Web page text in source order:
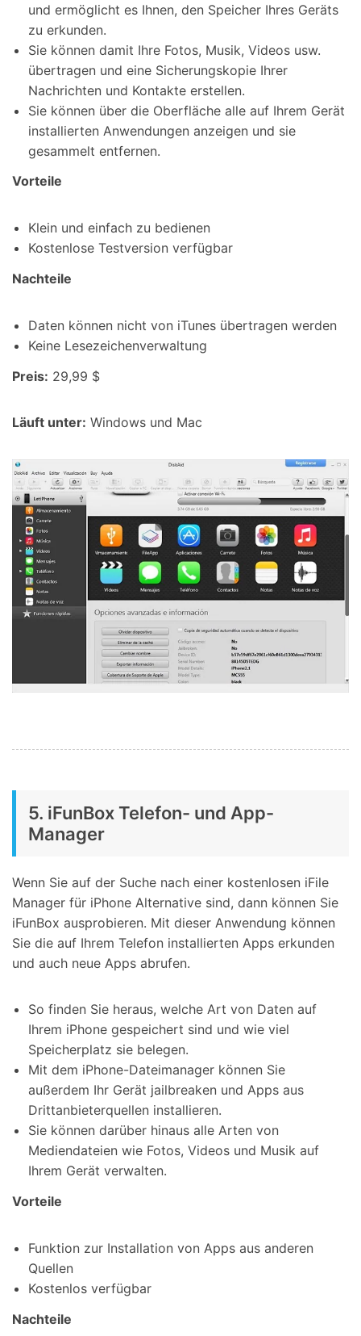
und ermöglicht es Ihnen, den Speicher Ihres Geräts
zu erkunden.
Sie können damit Ihre Fotos, Musik, Videos usw.
übertragen und eine Sicherungskopie Ihrer
Nachrichten und Kontakte erstellen.
Sie können über die Oberfläche alle auf Ihrem Gerät
installierten Anwendungen anzeigen und sie
gesammelt entfernen.
Vorteile
Klein und einfach zu bedienen
Kostenlose Testversion verfügbar
Nachteile
Daten können nicht von iTunes übertragen werden
Keine Lesezeichenverwaltung
Preis: 29,99 $
Läuft unter: Windows und Mac
5. iFunBox Telefon- und App-
Manager
Wenn Sie auf der Suche nach einer kostenlosen iFile
Manager für iPhone Alternative sind, dann können Sie
iFunBox ausprobieren. Mit dieser Anwendung können
Sie die auf Ihrem Telefon installierten Apps erkunden
und auch neue Apps abrufen.
So finden Sie heraus, welche Art von Daten auf
Ihrem iPhone gespeichert sind und wie viel
Speicherplatz sie belegen.
Mit dem iPhone-Dateimanager können Sie
außerdem Ihr Gerät jailbreaken und Apps aus
Drittanbieterquellen installieren.
Sie können darüber hinaus alle Arten von
Mediendateien wie Fotos, Videos und Musik auf
Ihrem Gerät verwalten.
Vorteile
Funktion zur Installation von Apps aus anderen
Quellen
Kostenlos verfügbar
Nachteile